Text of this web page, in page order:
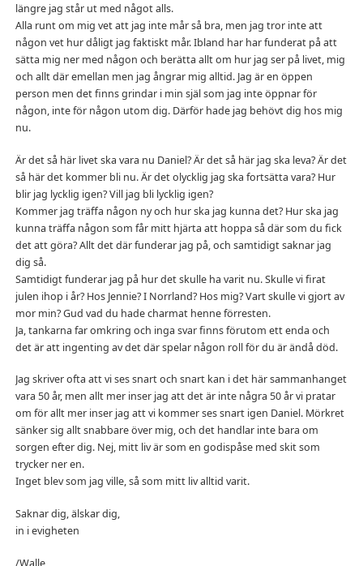
längre jag står ut med något alls.
Alla runt om mig vet att jag inte mår så bra, men jag tror inte att
någon vet hur dåligt jag faktiskt mår. Ibland har har funderat på att
sätta mig ner med någon och berätta allt om hur jag ser på livet, mig
och allt där emellan men jag ångrar mig alltid. Jag är en öppen
person men det finns grindar i min själ som jag inte öppnar för
någon, inte för någon utom dig. Därför hade jag behövt dig hos mig
nu.
Är det så här livet ska vara nu Daniel? Är det så här jag ska leva? Är det
så här det kommer bli nu. Är det olycklig jag ska fortsätta vara? Hur
blir jag lycklig igen? Vill jag bli lycklig igen?
Kommer jag träffa någon ny och hur ska jag kunna det? Hur ska jag
kunna träffa någon som får mitt hjärta att hoppa så där som du fick
det att göra? Allt det där funderar jag på, och samtidigt saknar jag
dig så.
Samtidigt funderar jag på hur det skulle ha varit nu. Skulle vi firat
julen ihop i år? Hos Jennie? I Norrland? Hos mig? Vart skulle vi gjort av
mor min? Gud vad du hade charmat henne förresten.
Ja, tankarna far omkring och inga svar finns förutom ett enda och
det är att ingenting av det där spelar någon roll för du är ändå död.
Jag skriver ofta att vi ses snart och snart kan i det här sammanhanget
vara 50 år, men allt mer inser jag att det är inte några 50 år vi pratar
om för allt mer inser jag att vi kommer ses snart igen Daniel. Mörkret
sänker sig allt snabbare över mig, och det handlar inte bara om
sorgen efter dig. Nej, mitt liv är som en godispåse med skit som
trycker ner en.
Inget blev som jag ville, så som mitt liv alltid varit.
Saknar dig, älskar dig,
in i evigheten